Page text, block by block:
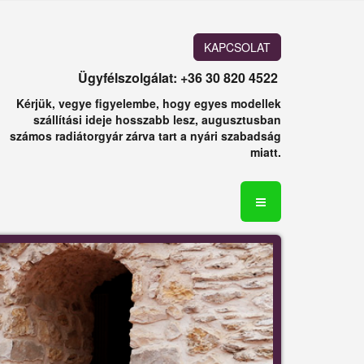
KAPCSOLAT
Ügyfélszolgálat: +36 30 820 4522
Kérjük, vegye figyelembe, hogy egyes modellek
szállítási ideje hosszabb lesz, augusztusban
számos radiátorgyár zárva tart a nyári szabadság
miatt.